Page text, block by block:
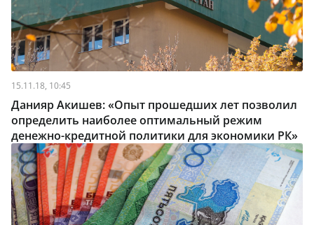
15.11.18, 10:45
Данияр Акишев: «Опыт прошедших лет позволил
определить наиболее оптимальный режим
денежно-кредитной политики для экономики РК»